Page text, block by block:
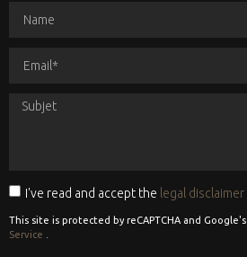
I've read and accept the legal disclaimer
This site is protected by reCAPTCHA and Google's
Service